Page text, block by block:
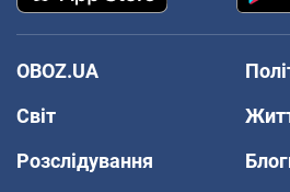
OBOZ.UA
Світ
Розслідування